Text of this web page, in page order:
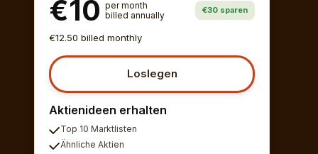
€10 per month
billed annually
€30 sparen
€12.50 billed monthly
Loslegen
Aktienideen erhalten
Top 10 Marktlisten
Ähnliche Aktien